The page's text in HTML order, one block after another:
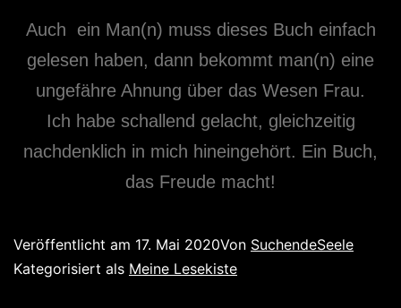
Auch ein Man(n) muss dieses Buch einfach
gelesen haben, dann bekommt man(n) eine
ungefähre Ahnung über das Wesen Frau.
Ich habe schallend gelacht, gleichzeitig
nachdenklich in mich hineingehört. Ein Buch,
das Freude macht!
Veröffentlicht am 17. Mai 2020Von SuchendeSeele
Kategorisiert als Meine Lesekiste